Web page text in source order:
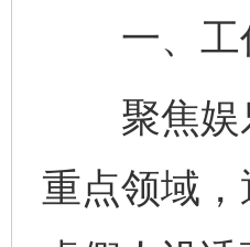
一、工
聚焦娱乐
重点领域